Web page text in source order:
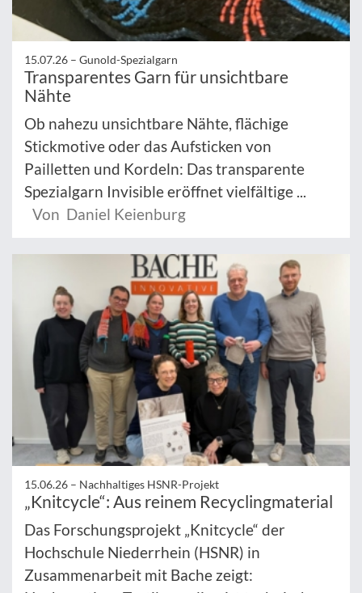
15.07.26 – Gunold-Spezialgarn
Transparentes Garn für unsichtbare
Nähte
Ob nahezu unsichtbare Nähte, flächige
Stickmotive oder das Aufsticken von
Pailletten und Kordeln: Das transparente
Spezialgarn Invisible eröffnet vielfältige ...
Von Daniel Keienburg
15.06.26 – Nachhaltiges HSNR-Projekt
„Knitcycle“: Aus reinem Recyclingmaterial
Das Forschungsprojekt „Knitcycle“ der
Hochschule Niederrhein (HSNR) in
Zusammenarbeit mit Bache zeigt: